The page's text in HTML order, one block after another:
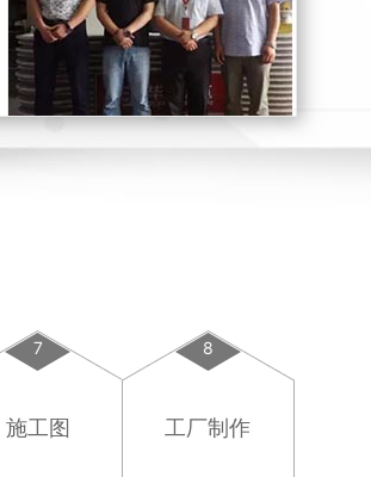
7
施工图
8
工厂制作